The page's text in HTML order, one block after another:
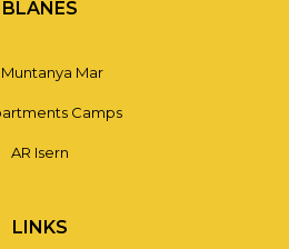
BLANES
Muntanya Mar
Camps
AR Isern
LINKS